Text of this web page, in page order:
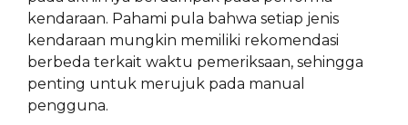
kendaraan. Pahami pula bahwa setiap jenis
kendaraan mungkin memiliki rekomendasi
berbeda terkait waktu pemeriksaan, sehingga
penting untuk merujuk pada manual
pengguna.